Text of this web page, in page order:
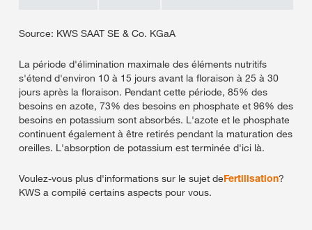
Source: KWS SAAT SE & Co. KGaA
La période d'élimination maximale des éléments nutritifs
s'étend d'environ 10 à 15 jours avant la floraison à 25 à 30
jours après la floraison. Pendant cette période, 85% des
besoins en azote, 73% des besoins en phosphate et 96% des
besoins en potassium sont absorbés. L'azote et le phosphate
continuent également à être retirés pendant la maturation des
oreilles. L'absorption de potassium est terminée d'ici là.
Voulez-vous plus d'informations sur le sujet deFertilisation?
KWS a compilé certains aspects pour vous.